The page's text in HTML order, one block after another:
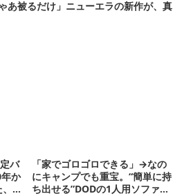
あ被るだけ」ニューエラの新作が、真
バ
か
紫
「家でゴロゴロできる」→なの
にキャンプでも重宝。“簡単に持
ち出せる”DODの1人用ソファが